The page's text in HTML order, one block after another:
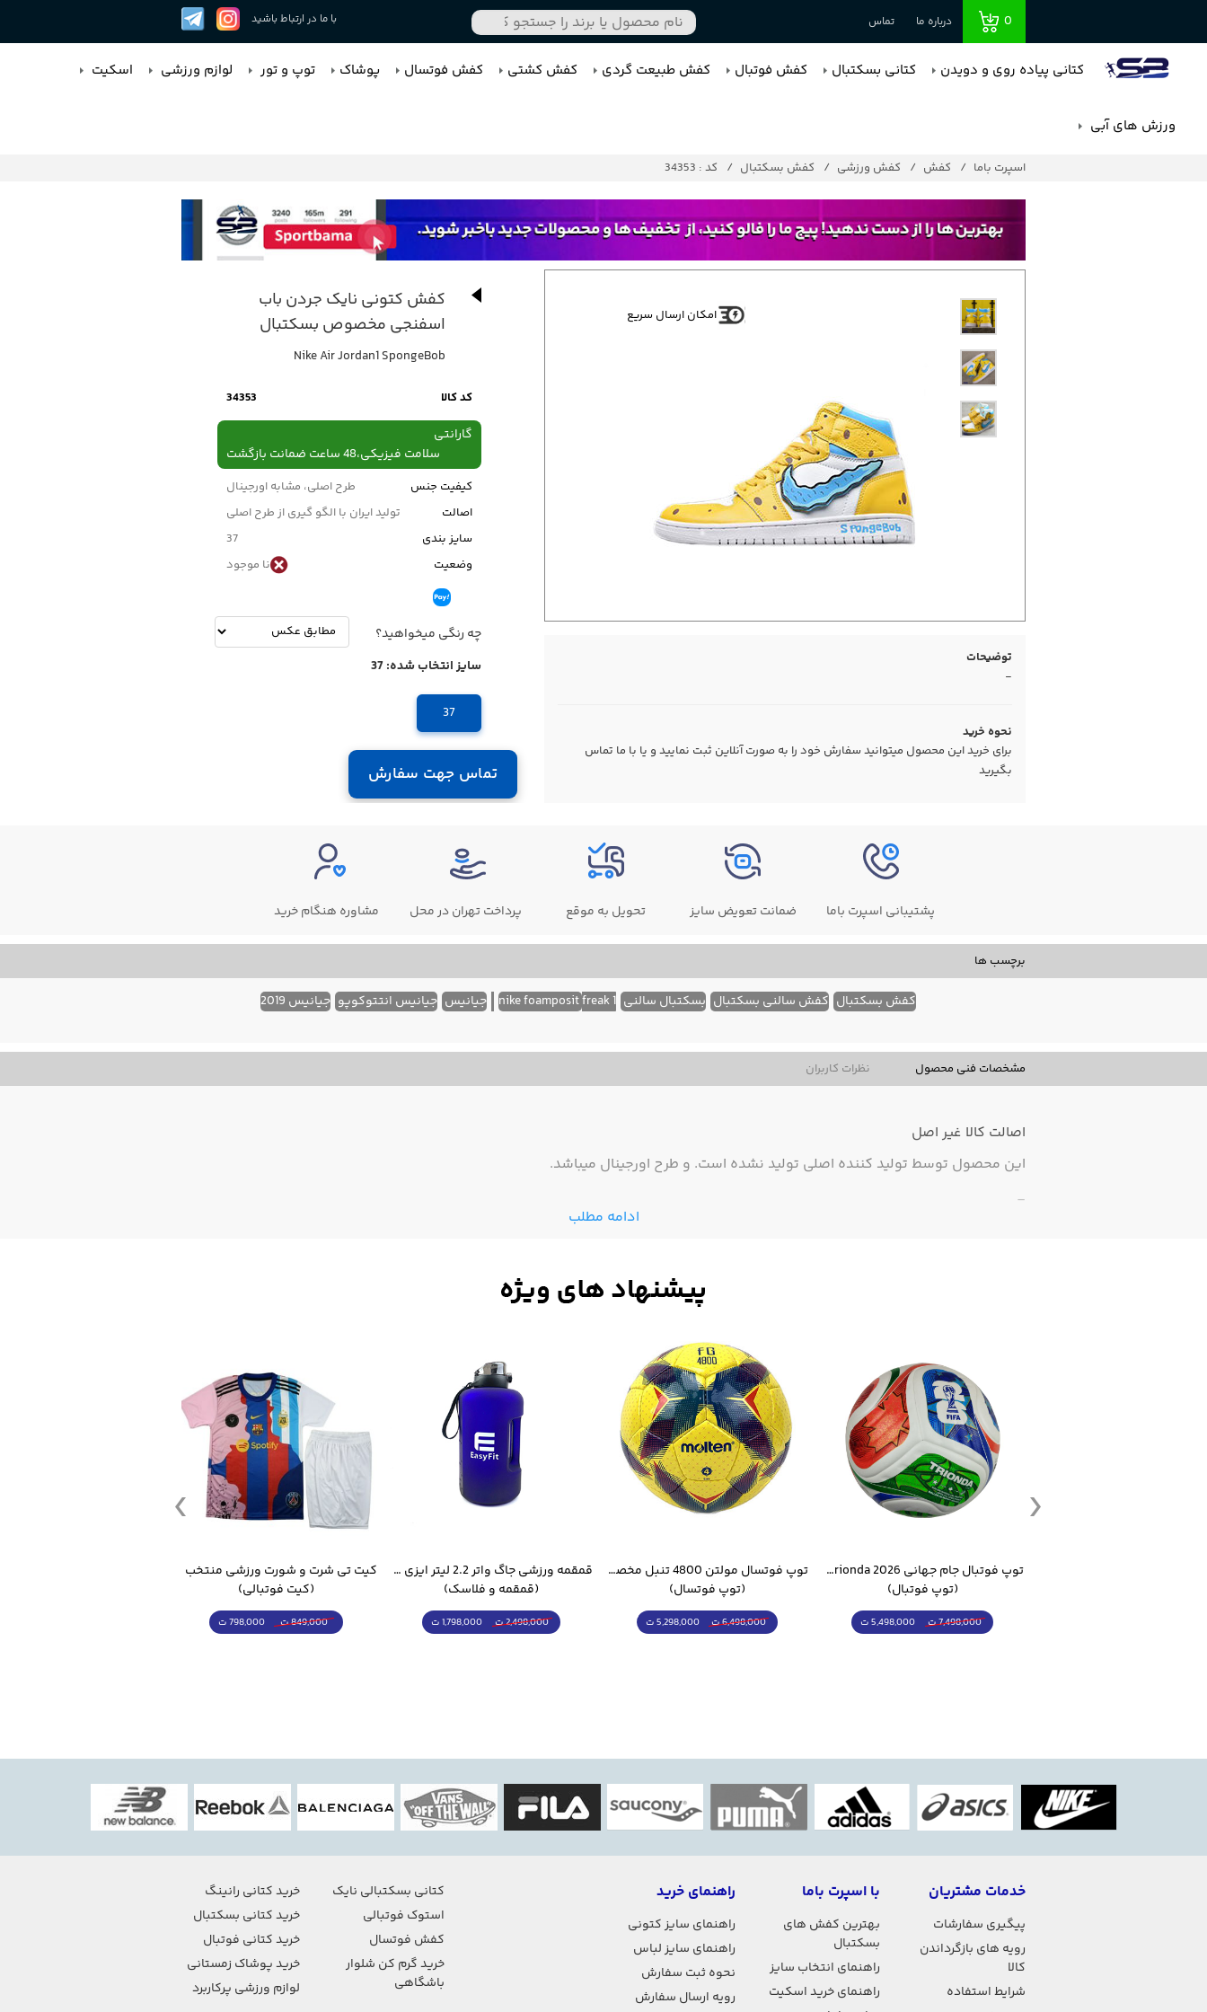
0 درباره ما تماس با ما در ارتباط باشید
کتانی پیاده روی و دویدن کتانی بسکتبال کفش فوتبال کفش طبیعت گردی کفش کشتی کفش فوتسال پوشاک توپ و تور لوازم ورزشی اسکیت
ورزش های آبی
اسپرت باما کفش کفش ورزشی کفش بسکتبال کد : 34353
امکان ارسال سریع
توضیحات
-
نحوه خرید
برای خرید این محصول میتوانید سفارش خود را به صورت آنلاین ثبت نمایید و یا با ما تماس
بگیرید
کفش کتونی نایک جردن باب
اسفنجی مخصوص بسکتبال
Nike Air Jordan1 SpongeBob
کد کالا 34353
گارانتی
سلامت فیزیکی،48 ساعت ضمانت بازگشت
کیفیت جنس
طرح اصلی، مشابه اورجینال
اصالت
تولید ایران با الگو گیری از طرح اصلی
سایز بندی
37
وضعیت
نا موجود
چه رنگی میخواهید؟
سایز انتخاب شده:37
37
تماس جهت سفارش
پشتیبانی اسپرت باما ضمانت تعویض سایز تحویل به موقع پرداخت تهران در محل مشاوره هنگام خرید
برچسب ها
کفش بسکتبال کفش سالنی بسکتبال بسکتبال سالنی nike foampositfreak 1 جیانیس جیانیس انتتوکوپو جیانیس 2019
مشخصات فنی محصول نظرات کاربران
اصالت کالا غیر اصل
این محصول توسط تولید کننده اصلی تولید نشده است. و طرح اورجینال میباشد.
-
ادامه مطلب
توپ فوتبال جام جهانی 2026 Trionda مشابه اورجینال
(توپ فوتبال)
7,498,000 ت 5,498,000 ت
توپ فوتسال مولتن 4800 تنبل مخصوص سالن
(توپ فوتسال)
6,498,000 ت 5,298,000 ت
قمقمه ورزشی جاگ واتر 2.2 لیتر ایزی فیت
(قمقمه و فلاسک)
2,498,000 ت 1,798,000 ت
(کیت فوتبالی)
849,000 ت 798,000 ت
خدمات مشتریان
پیگیری سفارشات
رویه های بازگرداندن
کالا
شرایط استفاده
با اسپرت باما
بهترین کفش های
بسکتبال
راهنمای انتخاب سایز
راهنمای خرید اسکیت
راهنمای خرید
راهنمای سایز کتونی
راهنمای سایز لباس
نحوه ثبت سفارش
رویه ارسال سفارش
کتانی بسکتبالی نایک
استوک فوتبالی
کفش فوتسال
خرید گرم کن شلوار
باشگاهی
خرید کتانی رانینگ
خرید کتانی بسکتبال
خرید کتانی فوتبال
خرید پوشاک زمستانی
لوازم ورزشی پرکاربرد